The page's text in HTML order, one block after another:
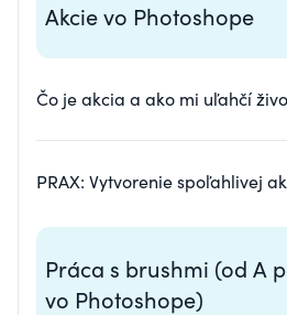
Akcie vo Photoshope
Čo je akcia a ako mi uľahčí
PRAX: Vytvorenie spoľahlivej
Práca s brushmi (od A
vo Photoshope)